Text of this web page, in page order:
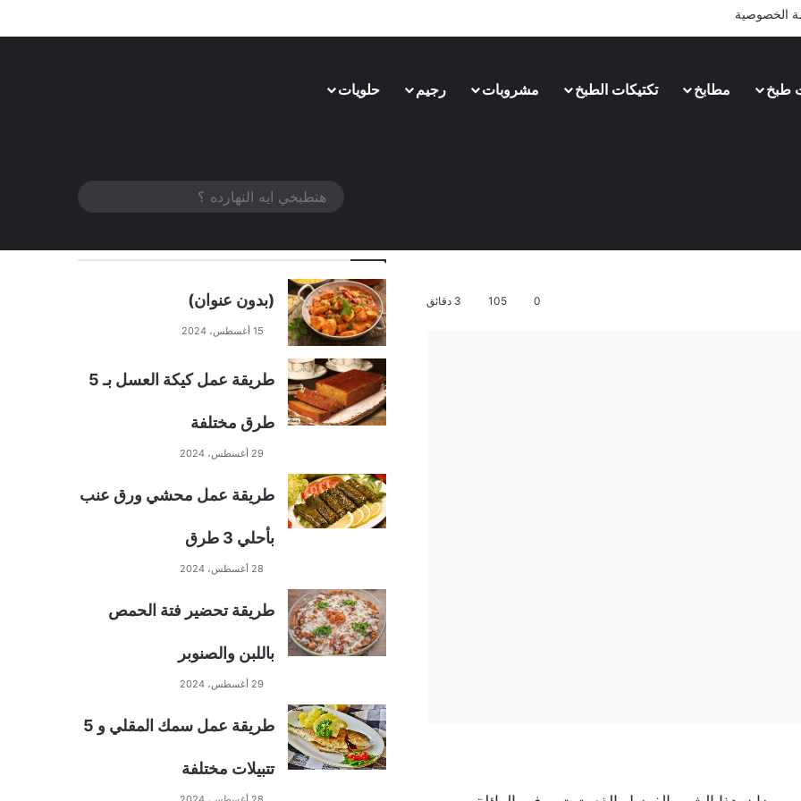
الخصوصية
طبخ مطابخ تكتيكات الطبخ مشروبات رجيم حلويات
الوضع المظلم
النهارده
0
105 (بدون عنوان)
15 أغسطس، 2024
طريقة عمل كيكة العسل بـ 5
طرق مختلفة
29 أغسطس، 2024
طريقة عمل محشي ورق عنب
بأحلي 3 طرق
28 أغسطس، 2024
طريقة تحضير فتة الحمص
باللبن والصنوبر
29 أغسطس، 2024
طريقة عمل سمك المقلي و 5
تتبيلات مختلفة